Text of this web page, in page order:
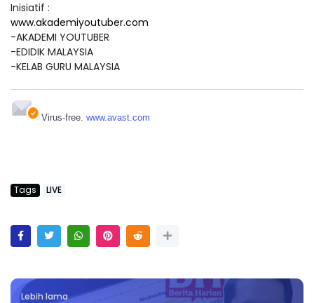
Inisiatif :
www.akademiyoutuber.com
-AKADEMI YOUTUBER
-EDIDIK MALAYSIA
-KELAB GURU MALAYSIA
Virus-free. www.avast.com
Tags LIVE
Lebih lama